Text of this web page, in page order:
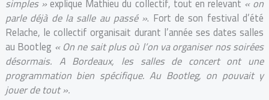
simples »explique Mathieu du collectif, tout en relevant « on
parle déjà de la salle au passé ». Fort de son festival d’été
Relache, le collectif organisait durant l’année ses dates salles
au Bootleg « On ne sait plus où l’on va organiser nos soirées
désormais. A Bordeaux, les salles de concert ont une
programmation bien spécifique. Au Bootleg, on pouvait y
jouer de tout ».